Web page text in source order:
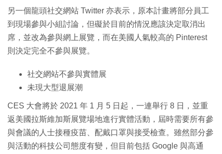
另一個龍頭社交網站 Twitter 亦表示，原本計畫將部分員工
到現場參與小組討論，但礙於目前的情況應該決定取消出
席，並改為參與網上展覽，而在美國人氣較高的 Pinterest
則決定完全不參與展覽。
社交網站不參與實體展
未現大型退展潮
CES 大會將於 2021 年 1 月 5 日起，一連舉行 8 日，並重
返美國拉斯維加斯展覽場地進行實體活動，屆時需要所有參
與會議的人士接種疫苗、配戴口罩與接受檢查。雖然部分參
與活動的科技公司態度有變，但目前包括 Google 與高通